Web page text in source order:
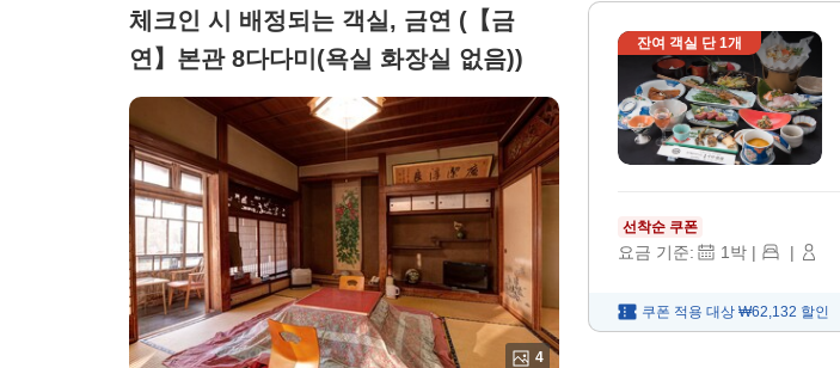
체크인 시 배정되는 객실, 금연 (【금
연】본관 8다다미(욕실 화장실 없음))
4
잔여 객실 단1개
선착순 쿠폰
요금 기준: 1박 | |
쿠폰 적용 대상 ₩62,132 할인